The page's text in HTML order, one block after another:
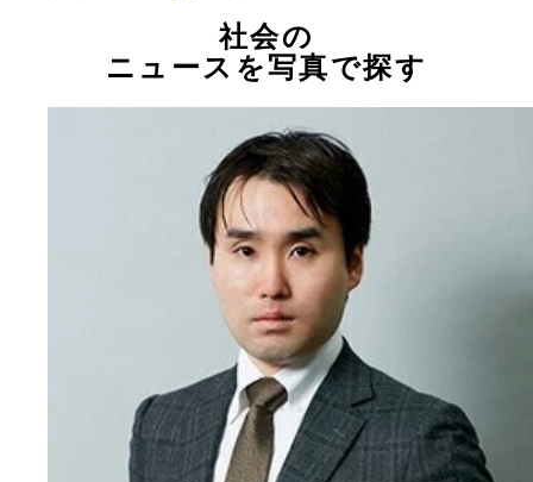
社会の
ニュースを写真で探す